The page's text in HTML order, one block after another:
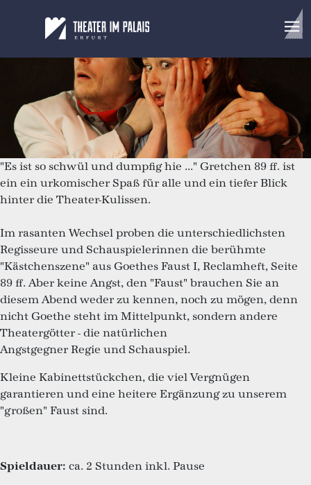
Eine Liebeserklärung an das Theater
"Es ist so schwül und dumpfig hie ..." Gretchen 89 ff. ist
ein ein urkomischer Spaß für alle und ein tiefer Blick
hinter die Theater-Kulissen.
Im rasanten Wechsel proben die unterschiedlichsten
Regisseure und Schauspielerinnen die berühmte
"Kästchenszene" aus Goethes Faust I, Reclamheft, Seite
89 ff. Aber keine Angst, den "Faust" brauchen Sie an
diesem Abend weder zu kennen, noch zu mögen, denn
nicht Goethe steht im Mittelpunkt, sondern andere
Theatergötter - die natürlichen
Angstgegner Regie und Schauspiel.
Kleine Kabinettstückchen, die viel Vergnügen
garantieren und eine heitere Ergänzung zu unserem
"großen" Faust sind.
Spieldauer: ca. 2 Stunden inkl. Pause